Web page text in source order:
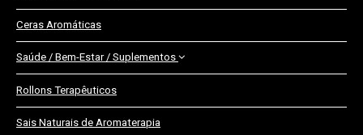
Ceras Aromáticas
Saúde / Bem-Estar / Suplementos
Emagrecimento
Florais de Bach
Rollons Terapêuticos
Sais Naturais de Aromaterapia